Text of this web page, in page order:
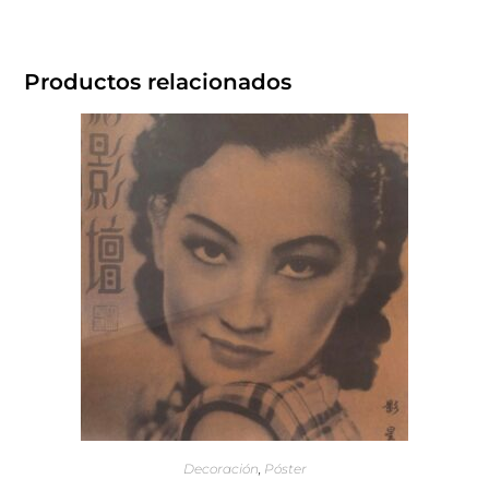
Productos relacionados
Decoración, Póster